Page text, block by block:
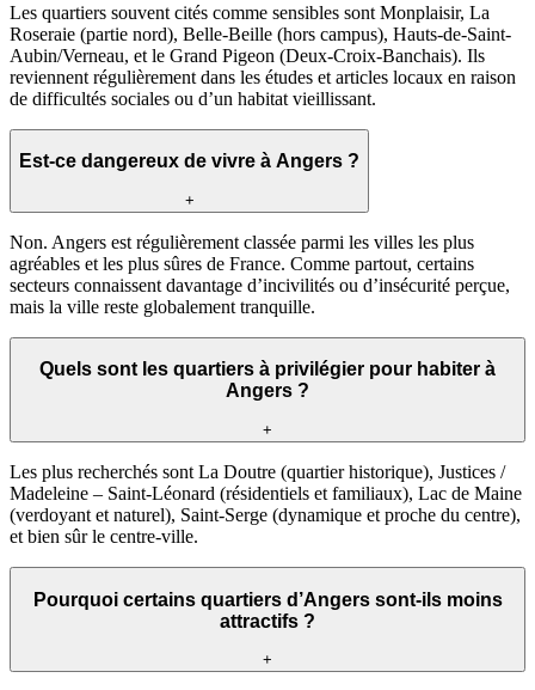
Les quartiers souvent cités comme sensibles sont Monplaisir, La
Roseraie (partie nord), Belle-Beille (hors campus), Hauts-de-Saint-
Aubin/Verneau, et le Grand Pigeon (Deux-Croix-Banchais). Ils
reviennent régulièrement dans les études et articles locaux en raison
de difficultés sociales ou d’un habitat vieillissant.
Est-ce dangereux de vivre à Angers ?
+
Non. Angers est régulièrement classée parmi les villes les plus
agréables et les plus sûres de France. Comme partout, certains
secteurs connaissent davantage d’incivilités ou d’insécurité perçue,
mais la ville reste globalement tranquille.
Quels sont les quartiers à privilégier pour habiter à
Angers ?
+
Les plus recherchés sont La Doutre (quartier historique), Justices /
Madeleine – Saint-Léonard (résidentiels et familiaux), Lac de Maine
(verdoyant et naturel), Saint-Serge (dynamique et proche du centre),
et bien sûr le centre-ville.
Pourquoi certains quartiers d’Angers sont-ils moins
attractifs ?
+